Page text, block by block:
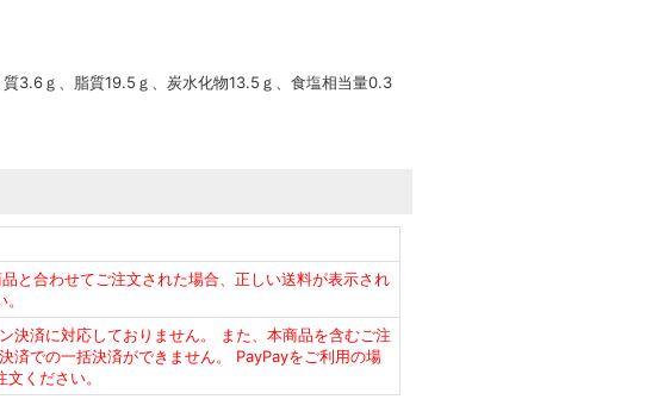
3.6ｇ、脂質19.5ｇ、炭水化物13.5ｇ、食塩相当量0.3
と合わせてご注文された場合、正しい送料が表示され
決済に対応しておりません。 また、本商品を含むご注
済での一括決済ができません。 PayPayをご利用の場
ください。